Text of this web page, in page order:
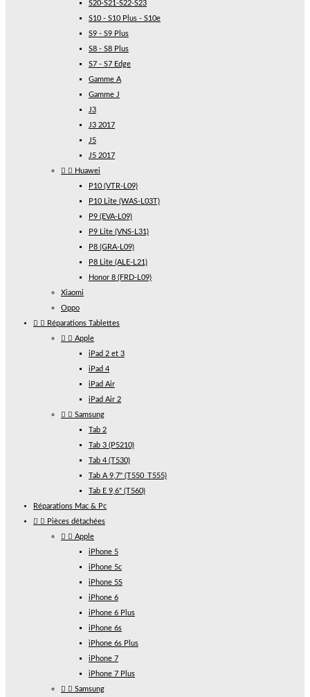
S20-S21-S22-S23
S10 - S10 Plus - S10e
S9 - S9 Plus
S8 - S8 Plus
S7 - S7 Edge
Gamme A
Gamme J
J3
J3 2017
J5
J5 2017
  Huawei
P10 (VTR-L09)
P10 Lite (WAS-L03T)
P9 (EVA-L09)
P9 Lite (VNS-L31)
P8 (GRA-L09)
P8 Lite (ALE-L21)
Honor 8 (FRD-L09)
Xiaomi
Oppo
  Réparations Tablettes
  Apple
iPad 2 et 3
iPad 4
iPad Air
iPad Air 2
  Samsung
Tab 2
Tab 3 (P5210)
Tab 4 (T530)
Tab A 9,7" (T550_T555)
Tab E 9,6" (T560)
Réparations Mac & Pc
  Pièces détachées
  Apple
iPhone 5
iPhone 5c
iPhone 5S
iPhone 6
iPhone 6 Plus
iPhone 6s
iPhone 6s Plus
iPhone 7
iPhone 7 Plus
  Samsung